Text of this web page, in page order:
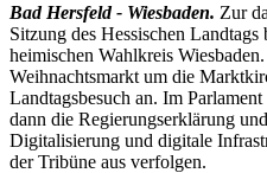
Bad Hersfeld - Wiesbaden. Zur
Sitzung des Hessischen Landtags
heimischen Wahlkreis
Weihnachtsmarkt um die
Landtagsbesuch an. Im
dann die Regierungserklärung
Digitalisierung und digitale
der Tribüne aus verfolgen.